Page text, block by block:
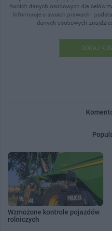
twoich danych osobowych dla celów
Informacje o swoich prawach i
danych osobowych
DODAJ
Wzmożone kontrole pojazdów
rolniczych